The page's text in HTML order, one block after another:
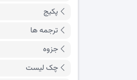
پکیج
ترجمه ها
جزوه
چک لیست